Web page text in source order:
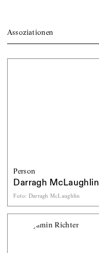
Assoziationen
Person
Darragh McLaughlin
Foto: Darragh McLaughlin